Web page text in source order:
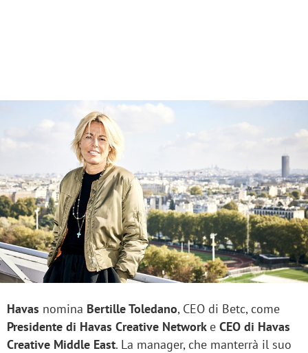
Havas nomina Bertille Toledano, CEO di Betc, come
Presidente di Havas Creative Network e CEO di Havas
Creative Middle East. La manager, che manterrà il suo